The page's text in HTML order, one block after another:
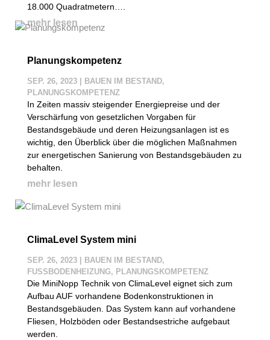
18.000 Quadratmetern….
mehr lesen
Planungskompetenz
SEP. 26, 2023| BAUEN IM BESTAND,
PLANUNGSKOMPETENZ
In Zeiten massiv steigender Energiepreise und der
Verschärfung von gesetzlichen Vorgaben für
Bestandsgebäude und deren Heizungsanlagen ist es
wichtig, den Überblick über die möglichen Maßnahmen
zur energetischen Sanierung von Bestandsgebäuden zu
behalten.
mehr lesen
ClimaLevel System mini
SEP. 26, 2023| BAUEN IM BESTAND,
FUSSBODENHEIZUNG
, PLANUNGSKOMPETENZ
Die MiniNopp Technik von ClimaLevel eignet sich zum
Aufbau AUF vorhandene Bodenkonstruktionen in
Bestandsgebäuden. Das System kann auf vorhandene
Fliesen, Holzböden oder Bestandsestriche aufgebaut
werden.